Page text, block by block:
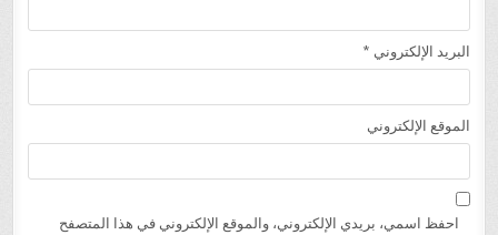
البريد الإلكتروني *
الموقع الإلكتروني
احفظ اسمي، بريدي الإلكتروني، والموقع الإلكتروني في هذا المتصفح